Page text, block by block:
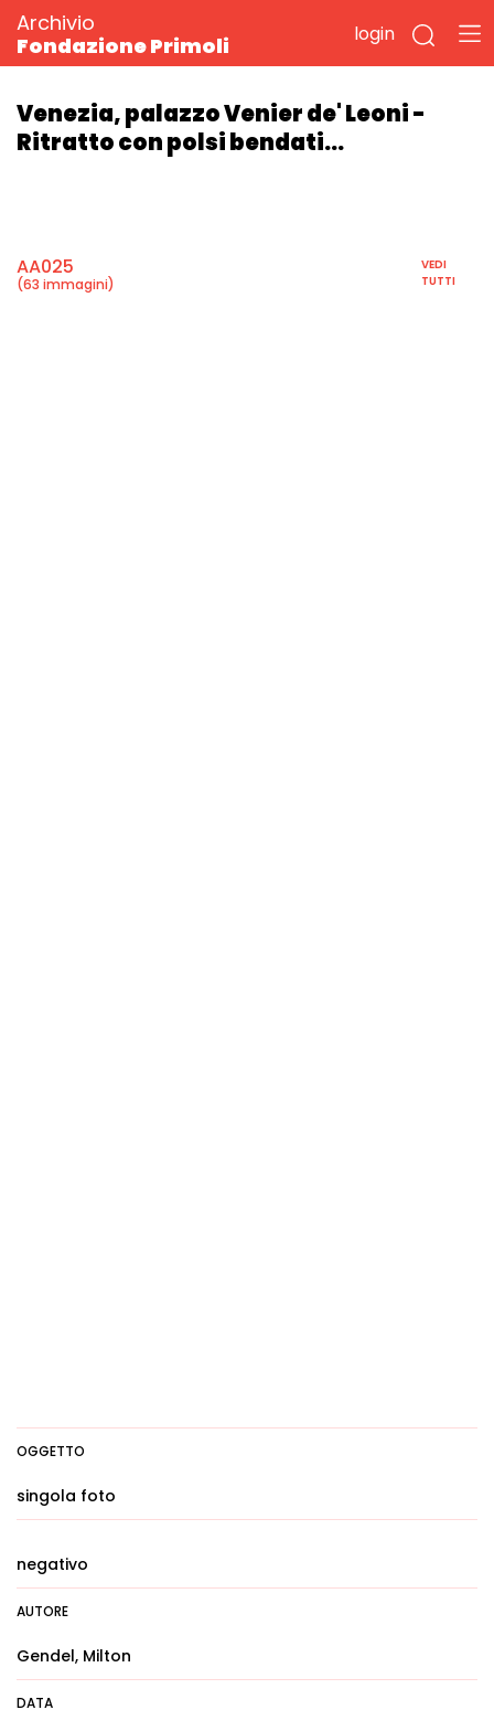
Archivio
Fondazione Primoli
login
Venezia, palazzo Venier de' Leoni -
Ritratto con polsi bendati...
AA025
(63 immagini)
VEDI
TUTTI
OGGETTO
singola foto
negativo
AUTORE
Gendel, Milton
DATA